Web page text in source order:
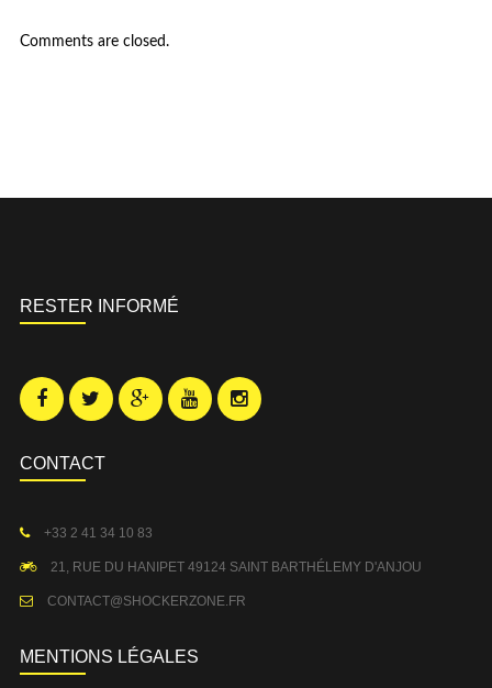
Comments are closed.
RESTER INFORMÉ
CONTACT
+33 2 41 34 10 83
21, RUE DU HANIPET 49124 SAINT BARTHÉLEMY D'ANJOU
CONTACT@SHOCKERZONE.FR
MENTIONS LÉGALES